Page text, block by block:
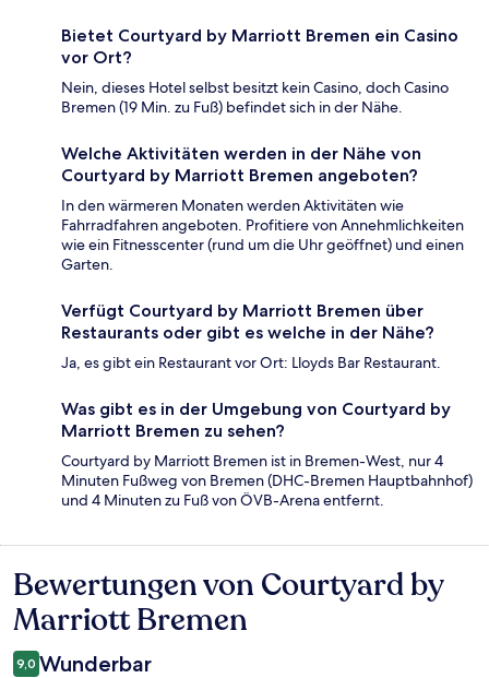
Bietet Courtyard by Marriott Bremen ein Casino
vor Ort?
Nein, dieses Hotel selbst besitzt kein Casino, doch Casino
Bremen (19 Min. zu Fuß) befindet sich in der Nähe.
Welche Aktivitäten werden in der Nähe von
Courtyard by Marriott Bremen angeboten?
In den wärmeren Monaten werden Aktivitäten wie
Fahrradfahren angeboten. Profitiere von Annehmlichkeiten
wie ein Fitnesscenter (rund um die Uhr geöffnet) und einen
Garten.
Verfügt Courtyard by Marriott Bremen über
Restaurants oder gibt es welche in der Nähe?
Ja, es gibt ein Restaurant vor Ort: Lloyds Bar Restaurant.
Was gibt es in der Umgebung von Courtyard by
Marriott Bremen zu sehen?
Courtyard by Marriott Bremen ist in Bremen-West, nur 4
Minuten Fußweg von Bremen (DHC-Bremen Hauptbahnhof)
und 4 Minuten zu Fuß von ÖVB-Arena entfernt.
Bewertungen
Bewertungen von Courtyard by
Marriott Bremen
9,0 Wunderbar